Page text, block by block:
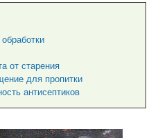
от старения
для пропитки
антисептиков